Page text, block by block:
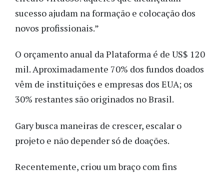
sucesso ajudam na formação e colocação dos
novos profissionais.”
O orçamento anual da Plataforma é de US$ 120
mil. Aproximadamente 70% dos fundos doados
vêm de instituições e empresas dos EUA; os
30% restantes são originados no Brasil.
Gary busca maneiras de crescer, escalar o
projeto e não depender só de doações.
Recentemente, criou um braço com fins